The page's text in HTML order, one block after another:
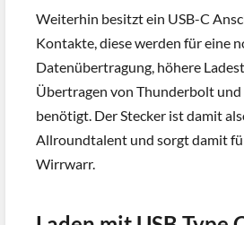
Weiterhin besitzt ein USB-C
Kontakte, diese werden für eine
Datenübertragung, höhere
Übertragen von Thunderbolt
benötigt. Der Stecker ist damit
Allroundtalent und sorgt damit
Wirrwarr.